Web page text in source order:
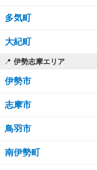
多気町
大紀町
伊勢志摩エリア
伊勢市
志摩市
鳥羽市
南伊勢町